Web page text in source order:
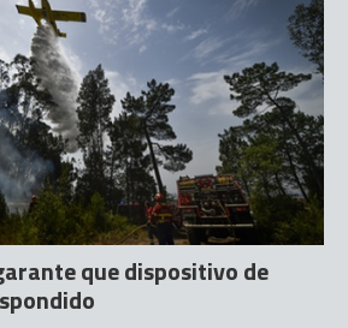
que dispositivo de